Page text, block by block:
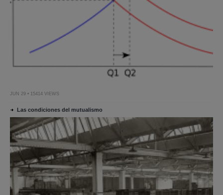
JUN 29 • 15414 VIEWS
Las condiciones del mutualismo